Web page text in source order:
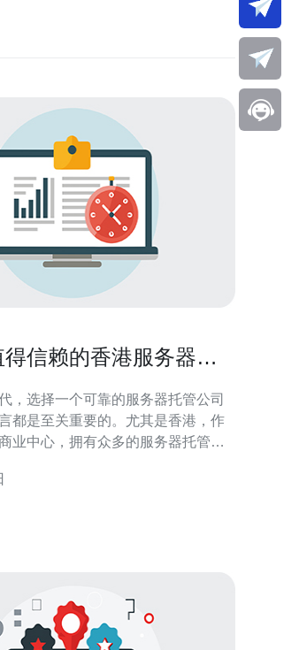
信赖的香港服务器托
，选择一个可靠的服务器托管公司
都是至关重要的。尤其是香港，作
业中心，拥有众多的服务器托管服
保您的网站或业务能够顺利运行。